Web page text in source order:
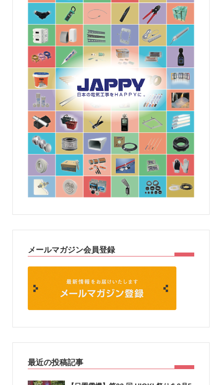
メールマガジン会員登録
最近の投稿記事